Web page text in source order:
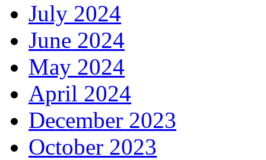
July 2024
June 2024
May 2024
April 2024
December 2023
October 2023